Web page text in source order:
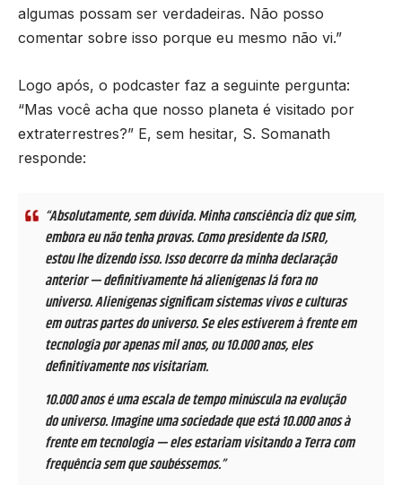
algumas possam ser verdadeiras. Não posso
comentar sobre isso porque eu mesmo não vi.”
Logo após, o podcaster faz a seguinte pergunta:
“Mas você acha que nosso planeta é visitado por
extraterrestres?” E, sem hesitar, S. Somanath
responde:
“Absolutamente, sem dúvida. Minha consciência diz que sim,
embora eu não tenha provas. Como presidente da ISRO,
estou lhe dizendo isso. Isso decorre da minha declaração
anterior — definitivamente há alienígenas lá fora no
universo. Alienígenas significam sistemas vivos e culturas
em outras partes do universo. Se eles estiverem à frente em
tecnologia por apenas mil anos, ou 10.000 anos, eles
definitivamente nos visitariam.
10.000 anos é uma escala de tempo minúscula na evolução
do universo. Imagine uma sociedade que está 10.000 anos à
frente em tecnologia — eles estariam visitando a Terra com
frequência sem que soubéssemos.”